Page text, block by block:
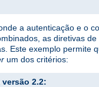
a autenticação e o
as diretivas
Este exemplo permite
um dos critérios:
2.2: